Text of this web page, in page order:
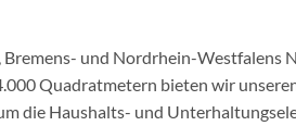
und Nordrhein-Westfalens
Quadratmetern bieten wir
die Haushalts- und